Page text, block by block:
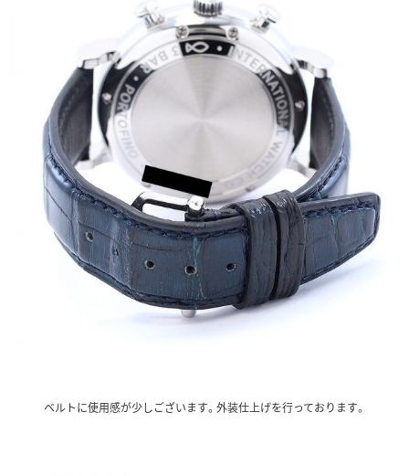
ベルトに使用感が少しございます。外装仕上げを行っております。